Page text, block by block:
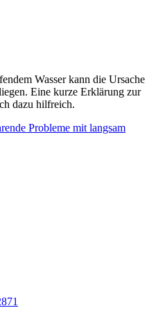
Wasser kann die Ursache
Eine kurze Erklärung zur
dazu hilfreich.
Probleme mit langsam